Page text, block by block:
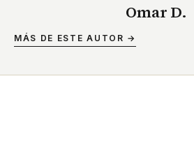
Omar D.
MÁS DE ESTE AUTOR →